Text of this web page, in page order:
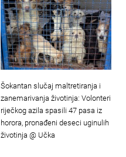
Šokantan slučaj maltretiranja i
zanemarivanja životinja: Volonteri
riječkog azila spasili 47 pasa iz
horora, pronađeni deseci uginulih
životinja @ Učka